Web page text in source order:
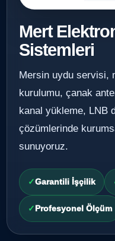
Mert
Sistemleri
Mersin uydu servisi,
kurulumu, çanak
kanal yükleme, LNB
çözümlerinde
sunuyoruz.
Garantili İşçilik
Profesyonel Ölçüm